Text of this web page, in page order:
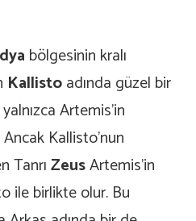
bölgesinin kralı
Kallistoadında güzel bir
yalnızca Artemis’in
Kallisto’nun
TanrıZeusArtemis’in
ile birlikte olur. Bu